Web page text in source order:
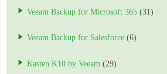
Veeam Backup for Microsoft 365 (31)
Veeam Backup for Salesforce (6)
Kasten K10 by Veeam (29)